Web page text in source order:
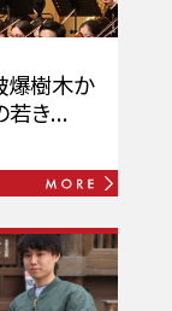
爆樹木か
若き...